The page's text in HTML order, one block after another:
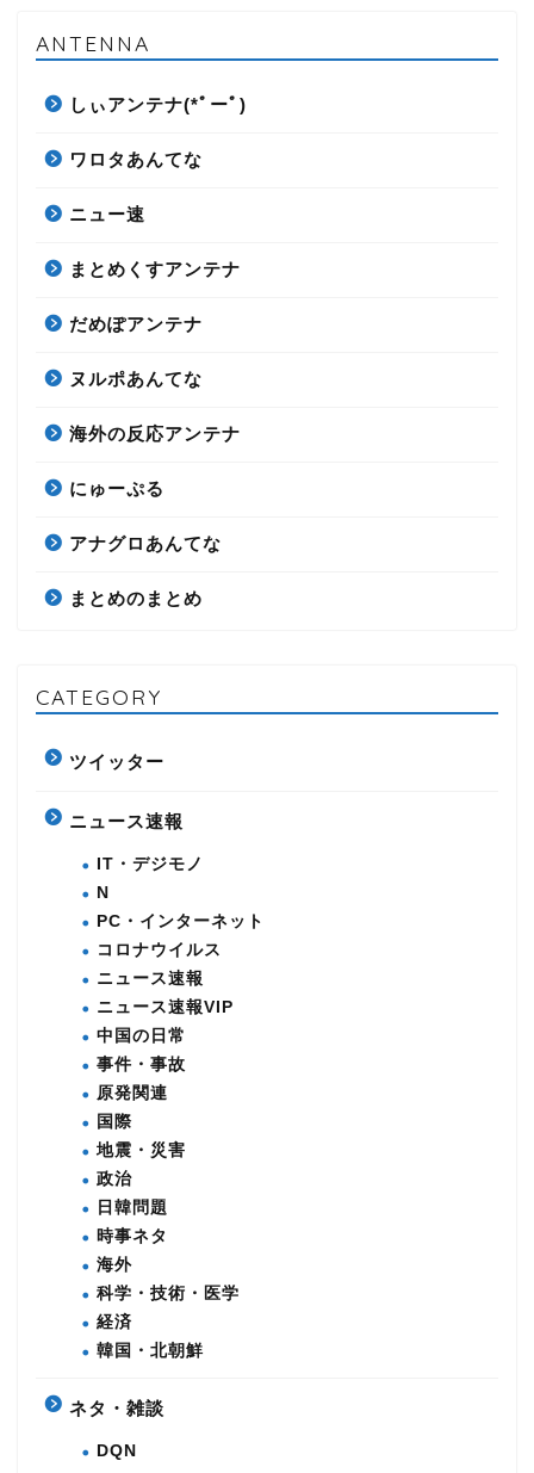
ANTENNA
しぃアンテナ(*ﾟーﾟ)
ワロタあんてな
ニュー速
まとめくすアンテナ
だめぽアンテナ
ヌルポあんてな
海外の反応アンテナ
にゅーぷる
アナグロあんてな
まとめのまとめ
CATEGORY
ツイッター
ニュース速報
IT・デジモノ
N
PC・インターネット
コロナウイルス
ニュース速報
ニュース速報VIP
中国の日常
事件・事故
原発関連
国際
地震・災害
政治
日韓問題
時事ネタ
海外
科学・技術・医学
経済
韓国・北朝鮮
ネタ・雑談
DQN